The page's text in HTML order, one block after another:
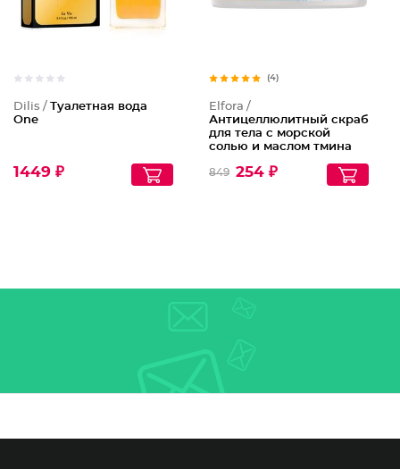
Dilis / Туалетная вода
One
1449 ₽
(4)
Elfora /
Антицеллюлитный скраб
для тела с морской
солью и маслом тмина
849 254 ₽